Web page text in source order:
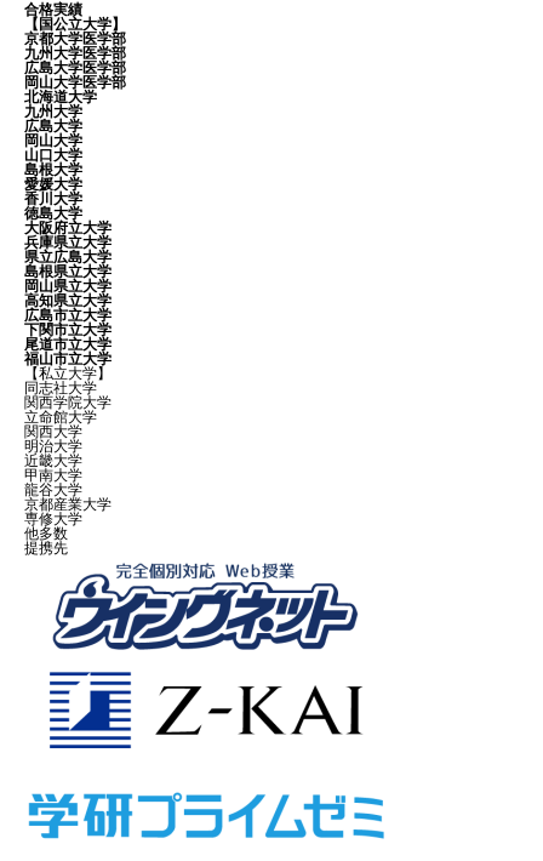
合格実績
【国公立大学】
京都大学医学部
九州大学医学部
広島大学医学部
岡山大学医学部
北海道大学
九州大学
広島大学
岡山大学
山口大学
島根大学
愛媛大学
香川大学
徳島大学
大阪府立大学
兵庫県立大学
県立広島大学
島根県立大学
岡山県立大学
高知県立大学
広島市立大学
下関市立大学
尾道市立大学
福山市立大学
【私立大学】
同志社大学
関西学院大学
立命館大学
関西大学
明治大学
近畿大学
甲南大学
龍谷大学
京都産業大学
専修大学
他多数
提携先